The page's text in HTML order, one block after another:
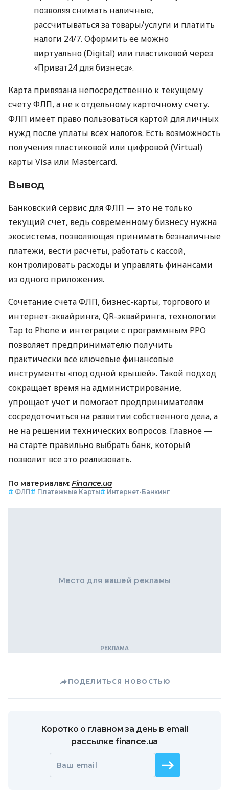
позволяя снимать наличные,
рассчитываться за товары/услуги и платить
налоги 24/7. Оформить ее можно
виртуально (Digital) или пластиковой через
«Приват24 для бизнеса».
Карта привязана непосредственно к текущему
счету ФЛП, а не к отдельному карточному счету.
ФЛП имеет право пользоваться картой для личных
нужд после уплаты всех налогов. Есть возможность
получения пластиковой или цифровой (Virtual)
карты Visa или Mastercard.
Вывод
Банковский сервис для ФЛП — это не только
текущий счет, ведь современному бизнесу нужна
экосистема, позволяющая принимать безналичные
платежи, вести расчеты, работать с кассой,
контролировать расходы и управлять финансами
из одного приложения.
Сочетание счета ФЛП, бизнес-карты, торгового и
интернет-эквайринга, QR-эквайринга, технологии
Tap to Phone и интеграции с программным РРО
позволяет предпринимателю получить
практически все ключевые финансовые
инструменты «под одной крышей». Такой подход
сокращает время на администрирование,
упрощает учет и помогает предпринимателям
сосредоточиться на развитии собственного дела, а
не на решении технических вопросов. Главное —
на старте правильно выбрать банк, который
позволит все это реализовать.
По материалам: Finance.ua
# ФЛП# Платежные Карты# Интернет-Банкинг
Место для вашей рекламы
ПОДЕЛИТЬСЯ НОВОСТЬЮ
Коротко о главном за день в email
рассылке finance.ua
Ваш email